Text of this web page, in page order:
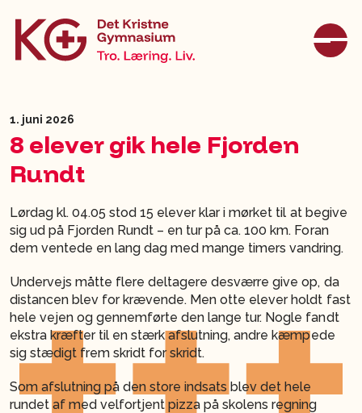
1. juni 2026
8 elever gik hele Fjorden
Rundt
Lørdag kl. 04.05 stod 15 elever klar i mørket til at begive
sig ud på Fjorden Rundt – en tur på ca. 100 km. Foran
dem ventede en lang dag med mange timers vandring.
Undervejs måtte flere deltagere desværre give op, da
distancen blev for krævende. Men otte elever holdt fast
hele vejen og gennemførte den lange tur. Nogle fandt
ekstra kræfter til en stærk afslutning, andre kæmpede
sig stædigt frem skridt for skridt.
Som afslutning på den store indsats blev det hele
rundet af med velfortjent pizza på skolens regning